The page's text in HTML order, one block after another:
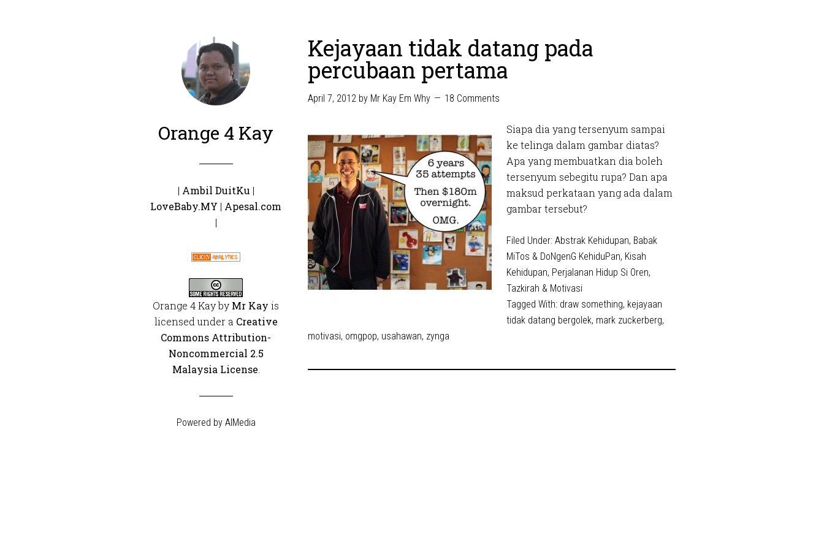
Orange 4 Kay
| Ambil DuitKu |
LoveBaby.MY | Apesal.com
|
Orange 4 Kayby Mr Kay is
licensed under a Creative
Commons Attribution-
Noncommercial 2.5
Malaysia License
Powered by AIMedia
Kejayaan tidak datang pada
percubaan pertama
April 7, 2012 by Mr Kay Em Why 18 Comments
Siapa dia yang tersenyum sampai
ke telinga dalam gambar diatas?
Apa yang membuatkan dia boleh
tersenyum sebegitu rupa? Dan apa
maksud perkataan yang ada dalam
gambar tersebut?
Filed Under: Abstrak Kehidupan, Babak
MiTos & DoNgenG KehiduPan, Kisah
Kehidupan, Perjalanan Hidup Si Oren,
Tazkirah & Motivasi
Tagged With: draw something, kejayaan
tidak datang bergolek, mark zuckerberg,
motivasi, omgpop, usahawan, zynga